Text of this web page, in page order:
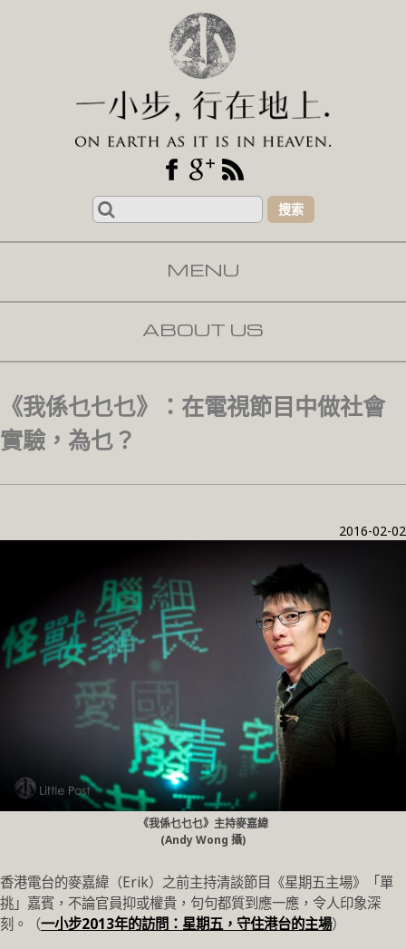
Search
for:
MENU
SKIP TO CONTENT
ABOUT US
《我係乜乜乜》：在電視節目中做社會
實驗，為乜？
2016-02-02
《我係乜乜乜》主持麥嘉緯
(Andy Wong 攝)
香港電台的麥嘉緯（Erik）之前主持清談節目《星期五主場》「單
挑」嘉賓，不論官員抑或權貴，句句都質到應一應，令人印象深
刻。（一小步2013年的訪問：星期五，守住港台的主場）